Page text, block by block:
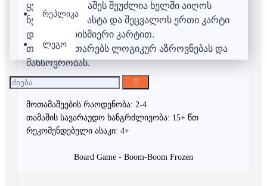
რეპლიკა
ლეგო
ყველა მოთამაშეს შეუძლია ხელში აიღოს
ნებისმიერი დასტა და შეცვალოს ერთი კარტი
დაფაზე ნებისმიერი კარტით.
თამაში ავითარებს ლოგიკურ აზროვნებას და
მახსოვრობას.
მოთამაშეების რაოდენობა: 2-4
თამაშის სავარაუდო ხანგრძლივობა: 15+ წთ
რეკომენდებული ასაკი: 4+
Board Game - Boom-Boom Frozen